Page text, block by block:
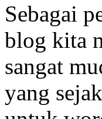
Sebagai
blog kita
sangat
yang